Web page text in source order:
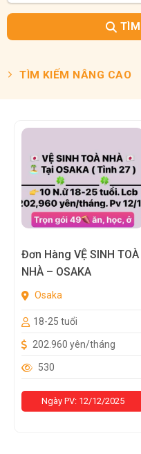
TÌM KIẾM NÂNG CAO
Đơn Hàng VỆ SINH TOÀ
NHÀ – OSAKA
Osaka
18-25 tuổi
202.960 yên/tháng
530
Ngày PV: 12/12/2025